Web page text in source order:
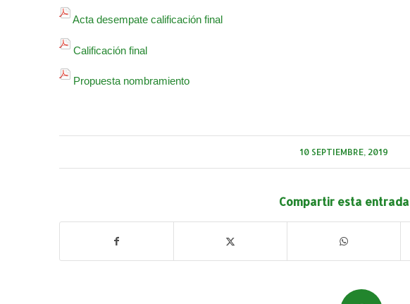
Acta desempate calificación final
Calificación final
Propuesta nombramiento
10 SEPTIEMBRE, 2019
Compartir esta entrada